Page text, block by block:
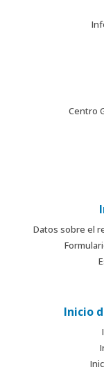
Centro
Datos sobre el
Inicio